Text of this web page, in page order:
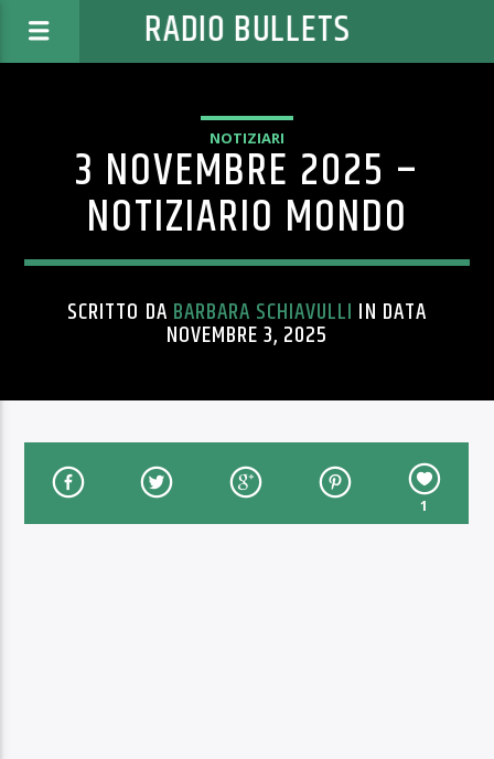
RADIO BULLETS
NOTIZIARI
3 NOVEMBRE 2025 –
NOTIZIARIO MONDO
SCRITTO DA BARBARA SCHIAVULLI IN DATA
NOVEMBRE 3, 2025
1